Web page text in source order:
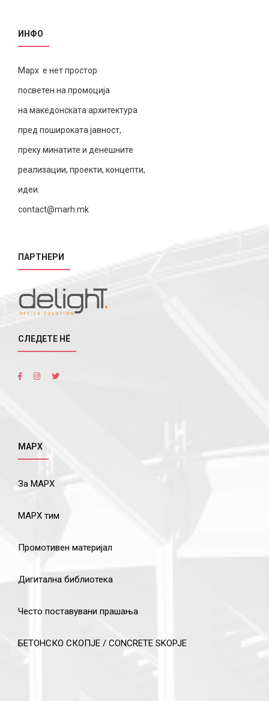
ИНФО
Марх е нет простор
посветен на промоција
на македонската архитектура
пред пошироката јавност,
преку минатите и денешните
реализации, проекти, концепти,
идеи.
contact@marh.mk
ПАРТНЕРИ
СЛЕДЕТЕ НÉ
МАРХ
За МАРХ
МАРХ тим
Промотивен материјал
Дигитална библиотека
Често поставувани прашања
БЕТОНСКО СКОПЈЕ / CONCRETE SKOPJE